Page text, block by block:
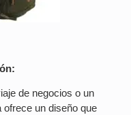
de negocios o un
un diseño que